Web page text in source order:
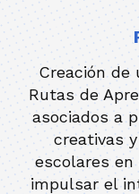
Creación de
Rutas de
asociados a
creativas
escolares en
impulsar el